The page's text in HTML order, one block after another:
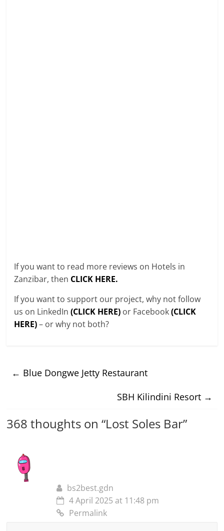
If you want to read more reviews on Hotels in
Zanzibar, then CLICK HERE.
If you want to support our project, why not follow
us on LinkedIn(CLICK HERE) or Facebook(CLICK
HERE)– or why not both?
← Blue Dongwe Jetty Restaurant
SBH Kilindini Resort →
368 thoughts on “Lost Soles Bar”
bs2best.gdn
4 April 2025 at 11:48 pm
Permalink